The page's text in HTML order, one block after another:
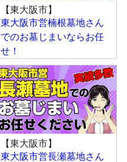
【東大阪市】
東大阪市営楠根墓地さん
でのお墓じまいならお任
せ！
【東大阪市】
東大阪市営長瀬墓地さん